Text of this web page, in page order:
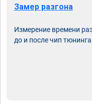
Замер разгона
Измерение времени
до и после чип тюнинга